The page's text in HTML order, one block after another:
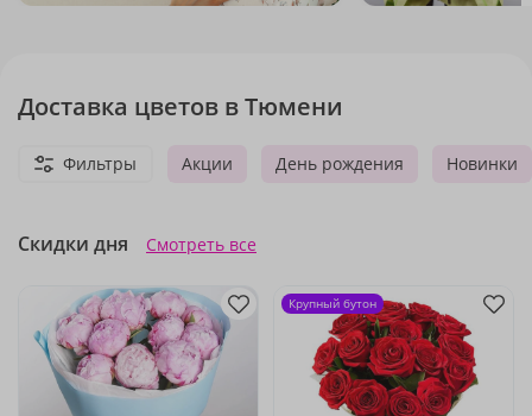
Доставка цветов в Тюмени
Акции День рождения Новинки
Фильтры
Скидки дня Смотреть все
Крупный бутон